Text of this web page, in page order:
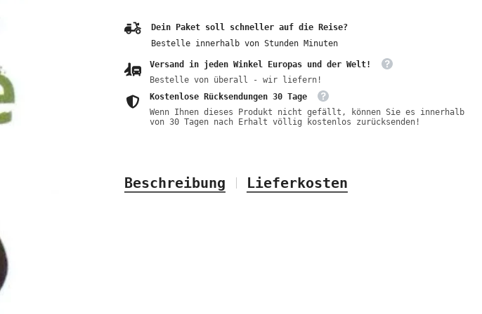
Dein Paket soll schneller auf die Reise?
Bestelle innerhalb von Stunden Minuten
Versand in jeden Winkel Europas und der Welt!
Bestelle von überall - wir liefern!
Kostenlose Rücksendungen 30 Tage
Wenn Ihnen dieses Produkt nicht gefällt, können Sie es innerhalb
von 30 Tagen nach Erhalt völlig kostenlos zurücksenden!
Beschreibung Lieferkosten